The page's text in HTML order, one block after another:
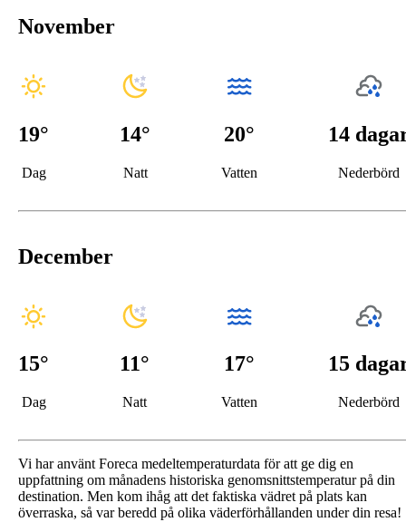
November
19°
Dag
14°
Natt
20°
Vatten
14
Nederbörd
December
15°
Dag
11°
Natt
17°
Vatten
15
Nederbörd
Vi har använt Foreca medeltemperaturdata för att ge dig en
uppfattning om månadens historiska genomsnittstemperatur på din
destination. Men kom ihåg att det faktiska vädret på plats kan
överraska, så var beredd på olika väderförhållanden under din resa!